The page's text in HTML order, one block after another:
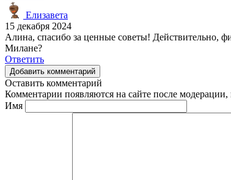
Елизавета
15 декабря 2024
Алина, спасибо за ценные советы! Действительно,
Милане?
Ответить
Добавить комментарий
Оставить комментарий
Комментарии появляются на сайте после модерации,
Имя